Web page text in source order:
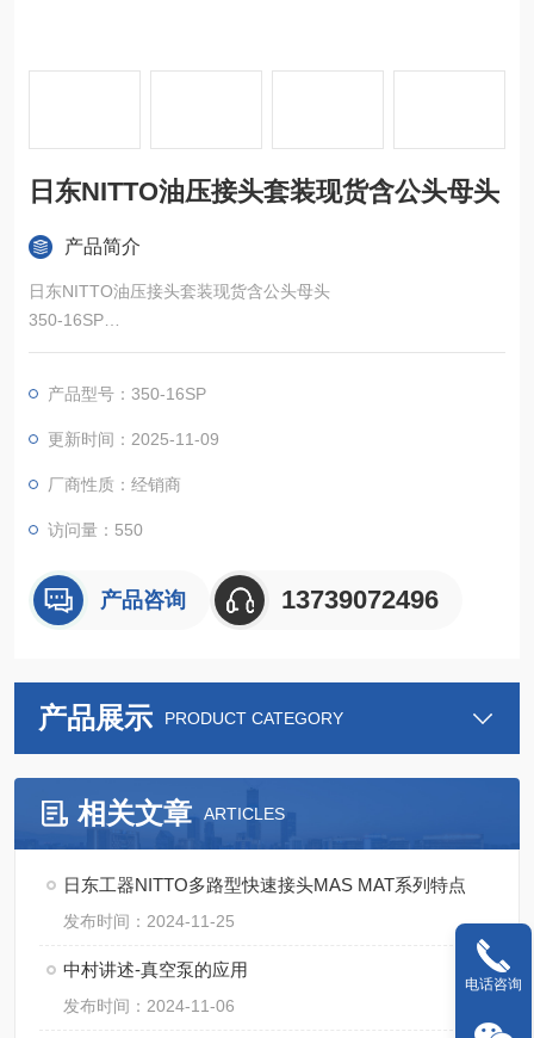
日东NITTO油压接头套装现货含公头母头
产品简介
日东NITTO油压接头套装现货含公头母头
350-16SP
由于采用了“降低液体泄漏阀门的构造"幅度降低了连接、分离时
产品型号：350-16SP
更新时间：2025-11-09
厂商性质：经销商
访问量：550
产品咨询 13739072496
产品展示 PRODUCT CATEGORY
相关文章 ARTICLES
日东工器NITTO多路型快速接头MAS MAT系列特点
发布时间：2024-11-25
中村讲述-真空泵的应用
发布时间：2024-11-06
电话咨询